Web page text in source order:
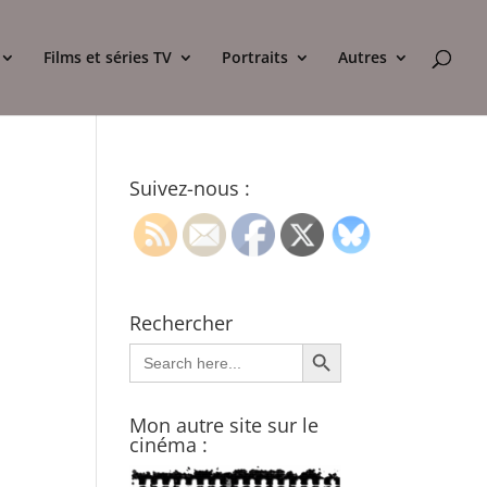
Films et séries TV Portraits Autres
Suivez-nous :
Rechercher
Search
for:
Search Button
Mon autre site sur le
cinéma :